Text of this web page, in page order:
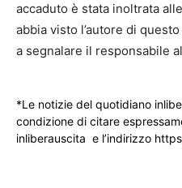
accaduto è stata inoltrata
abbia visto l’autore di
a segnalare il responsabile
*Le notizie del quotidiano
condizione di citare
inliberauscita e l’indirizzo